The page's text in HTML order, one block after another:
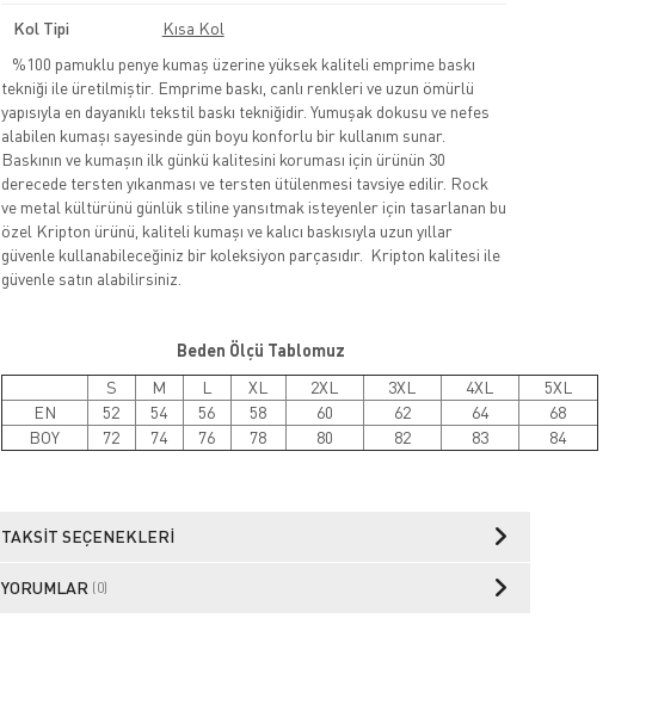
Kol Tipi
Kısa Kol
%100 pamuklu penye kumaş üzerine yüksek kaliteli emprime baskı
tekniği ile üretilmiştir. Emprime baskı, canlı renkleri ve uzun ömürlü
yapısıyla en dayanıklı tekstil baskı tekniğidir. Yumuşak dokusu ve nefes
alabilen kumaşı sayesinde gün boyu konforlu bir kullanım sunar.
Baskının ve kumaşın ilk günkü kalitesini koruması için ürünün 30
derecede tersten yıkanması ve tersten ütülenmesi tavsiye edilir. Rock
ve metal kültürünü günlük stiline yansıtmak isteyenler için tasarlanan bu
özel Kripton ürünü, kaliteli kumaşı ve kalıcı baskısıyla uzun yıllar
güvenle kullanabileceğiniz bir koleksiyon parçasıdır. Kripton kalitesi ile
güvenle satın alabilirsiniz.
Beden Ölçü Tablomuz
S
M L XL 2XL 3XL 4XL
5XL
EN
52 54 56 58 60 62 64
68
BOY
72 74 76 78 80 82 83 84
TAKSIT SEÇENEKLERI
YORUMLAR (0)